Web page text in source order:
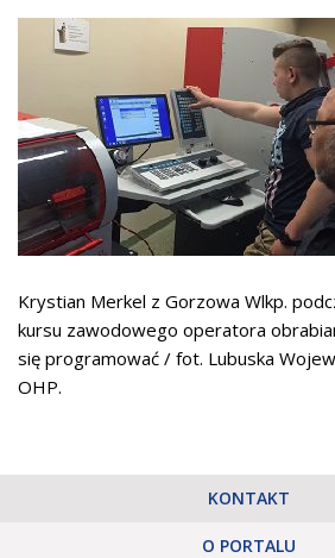
Krystian Merkel z Gorzowa Wlkp.
kursu zawodowego operatora
się programować / fot. Lubuska
OHP.
KONTAKT
O PORTALU